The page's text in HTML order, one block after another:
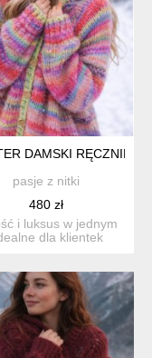
DAMSKI RĘCZNIE
pasje z nitki
480 zł
i luksus w jednym
dla klientek